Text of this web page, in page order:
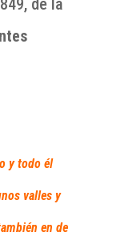
de la
y todo él
valles y
en de